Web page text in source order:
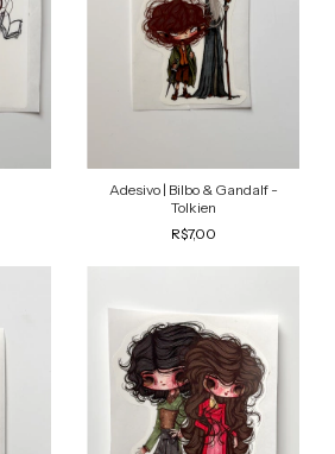
Adesivo | Bilbo & Gandalf -
Tolkien
R$7,00